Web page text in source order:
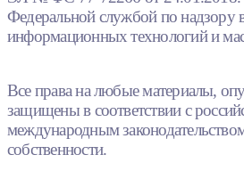
Федеральной службой по надзору
информационных технологий и
Все права на любые материалы,
защищены в соответствии с
международным
собственности.